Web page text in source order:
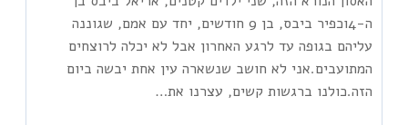
ה-4וכפיר ביבס, בן 9 חודשים, יחד עם אמם, שגוננה
עליהם בגופה עד לרגע האחרון אבל לא יכלה לרוצחים
המתועבים.אני לא חושב שנשארה עין אחת יבשה ביום
הזה.כולנו ברגשות קשים, עצרנו את…